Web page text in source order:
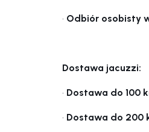
• Odbiór osobisty
Dostawa jacuzzi:
• Dostawa do 100
• Dostawa do 200